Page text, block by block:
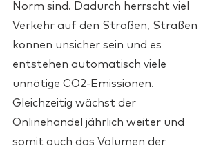
Norm sind. Dadurch herrscht viel
Verkehr auf den Straßen, Straßen
können unsicher sein und es
entstehen automatisch viele
unnötige CO2-Emissionen.
Gleichzeitig wächst der
Onlinehandel jährlich weiter und
somit auch das Volumen der